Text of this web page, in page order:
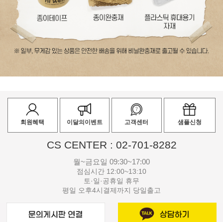
회원혜택 이달의이벤트 고객센터 샘플신청
CS CENTER : 02-701-8282
월~금요일 09:30~17:00
점심시간 12:00~13:10
토·일·공휴일 휴무
평일 오후4시결제까지 당일출고